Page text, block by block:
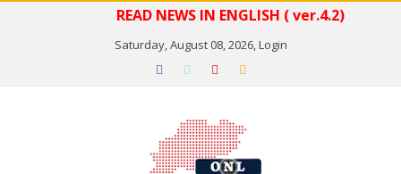
READ NEWS IN ENGLISH ( ver.4.2)
Saturday, August 08, 2026,Login